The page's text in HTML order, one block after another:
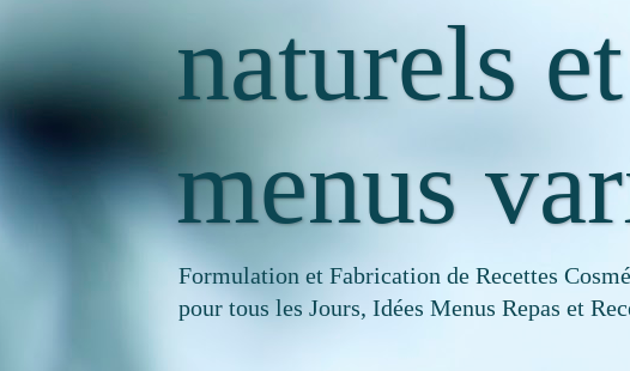
naturels
menus
Formulation et Fabrication de Recettes
pour tous les Jours, Idées Menus Repas et